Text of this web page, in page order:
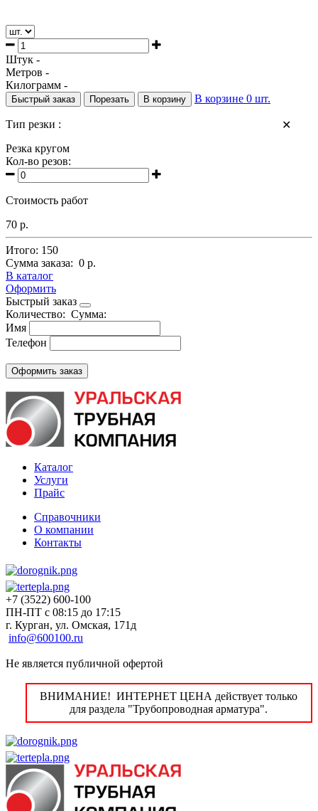
Штук -
Метров -
Килограмм -
Быстрый заказ Порезать В корзину В корзине 0 шт.
✕
Тип резки :
Резка кругом
Кол-во резов:
Стоимость работ
70 р.
Итого: 150
Сумма заказа: 0 р.
В каталог
Оформить
Быстрый заказ
Количество: Сумма:
Имя
Телефон
Каталог
Услуги
Прайс
Справочники
О компании
Контакты
+7 (3522) 600-100
ПН-ПТ с 08:15 до 17:15
г. Курган, ул. Омская, 171д
info@600100.ru
Не является публичной офертой
ВНИМАНИЕ! ИНТЕРНЕТ ЦЕНА действует только
для раздела "Трубопроводная арматура".